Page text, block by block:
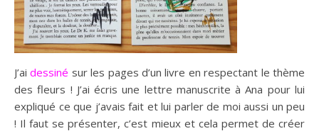
J’aidessiné sur les pages d’un livre en respectant le thème
des fleurs ! J’ai écris une lettre manuscrite à Ana pour lui
expliqué ce que j’avais fait et lui parler de moi aussi un peu
! Il faut se présenter, c’est mieux et cela permet de créer